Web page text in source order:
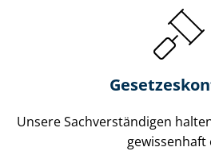
Unsere Sach­ver­stän­di­gen
gewissenhaft